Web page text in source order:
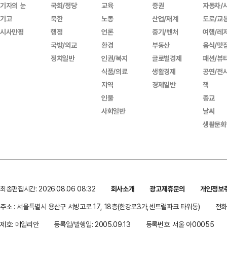
기자의 눈
기고
시사만평
국회/정당
북한
행정
국방/외교
정치일반
교육
노동
언론
환경
인권/복지
식품/의료
지역
인물
사회일반
증권
산업/재계
중기/벤처
부동산
글로벌경제
생활경제
경제일반
자동차/
도로/교
여행/레
음식/맛
패션/뷰
공연/전
책
종교
날씨
생활문
최종편집시간: 2026.08.06 08:32 회사소개 광고제휴문의
개인정보
주소 : 서울특별시 용산구 서빙고로 17, 18층(한강로3가,센트럴파크 타워동)
전
제호: 데일리안
등록일/발행일: 2005.09.13 등록번호: 서울 아00055